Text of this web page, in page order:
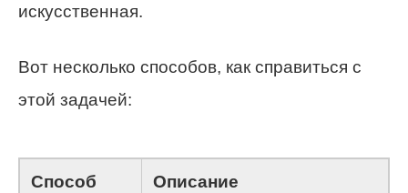
искусственная.
Вот несколько способов, как справиться с
этой задачей:
Способ Описание